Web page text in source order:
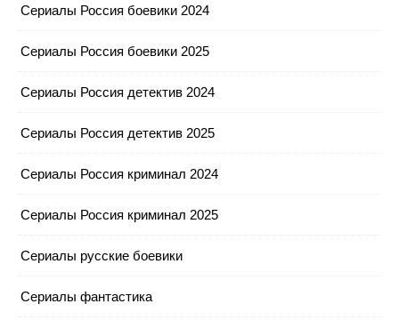
Сериалы Россия боевики 2024
Сериалы Россия боевики 2025
Сериалы Россия детектив 2024
Сериалы Россия детектив 2025
Сериалы Россия криминал 2024
Сериалы Россия криминал 2025
Сериалы русские боевики
Сериалы фантастика